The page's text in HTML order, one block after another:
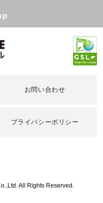
お問い合わせ
プライバシーポリシー
All Rights Reserved.